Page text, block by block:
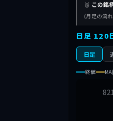
🥈 この銘
(月足の流
日足 120
日足
終値
821